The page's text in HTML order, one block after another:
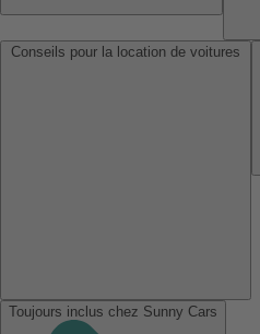
Toujours inclus chez Sunny Cars